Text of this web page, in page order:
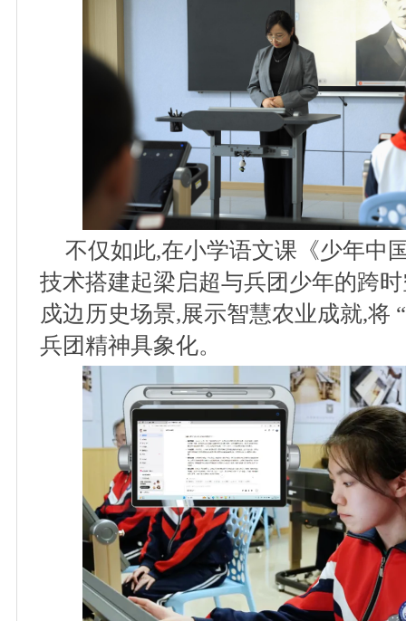
不仅如此,在小学语文课《少年中
技术搭建起梁启超与兵团少年的跨
戍边历史场景,展示智慧农业成就,将
兵团精神具象化。